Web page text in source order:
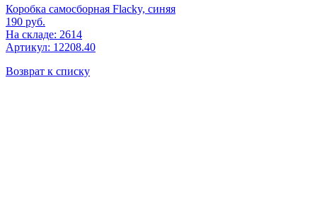
Коробка самосборная Flacky, синяя
190 руб.
На складе: 2614
Артикул: 12208.40
Возврат к списку